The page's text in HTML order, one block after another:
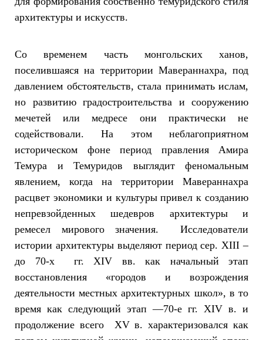
архитектуры и искусств.
Со временем часть монгольских ханов,
поселившаяся на территории Мавераннахра, под
давлением обстоятельств, стала принимать ислам,
но развитию градостроительства и сооружению
мечетей или медресе они практически не
содействовали. На этом неблагоприятном
историческом фоне период правления Амира
Темура и Темуридов выглядит феномальным
явлением, когда на территории Мавераннахра
расцвет экономики и культуры привел к созданию
непревзойденных шедевров архитектуры и
ремесел мирового значения. Исследователи
истории архитектуры выделяют период сер. XIII –
до 70-х гг. XIV вв. как начальный этап
восстановления «городов и возрождения
деятельности местных архитектурных школ», в то
время как следующий этап —70-е гг. XIV в. и
продолжение всего XV в. характеризовался как